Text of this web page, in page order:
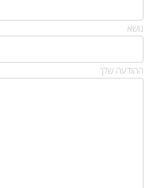
נושא
ההודעה שלך